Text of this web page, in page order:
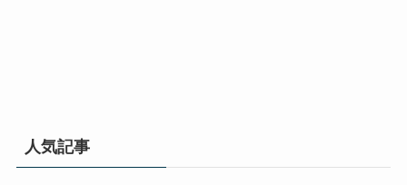
人気記事